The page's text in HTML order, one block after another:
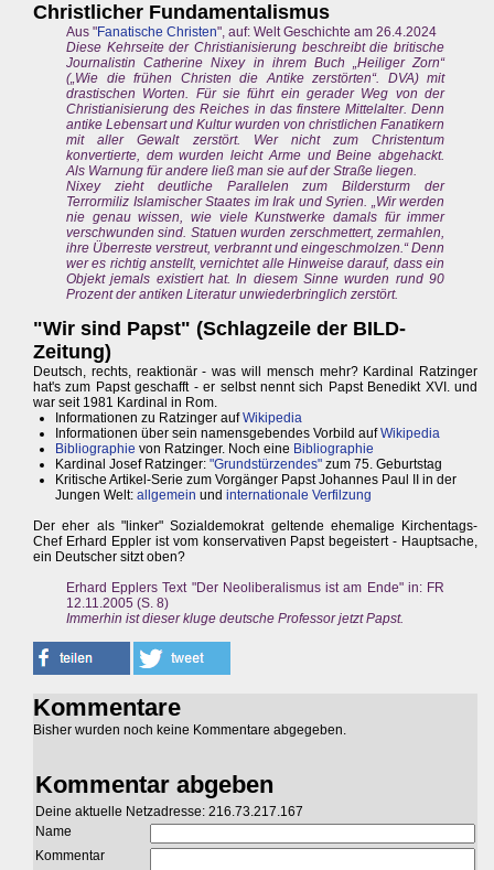
Christlicher Fundamentalismus
Aus "Fanatische Christen", auf: Welt Geschichte am 26.4.2024
Diese Kehrseite der Christianisierung beschreibt die britische
Journalistin Catherine Nixey in ihrem Buch „Heiliger Zorn“
(„Wie die frühen Christen die Antike zerstörten“. DVA) mit
drastischen Worten. Für sie führt ein gerader Weg von der
Christianisierung des Reiches in das finstere Mittelalter. Denn
antike Lebensart und Kultur wurden von christlichen Fanatikern
mit aller Gewalt zerstört. Wer nicht zum Christentum
konvertierte, dem wurden leicht Arme und Beine abgehackt.
Als Warnung für andere ließ man sie auf der Straße liegen.
Nixey zieht deutliche Parallelen zum Bildersturm der
Terrormiliz Islamischer Staates im Irak und Syrien. „Wir werden
nie genau wissen, wie viele Kunstwerke damals für immer
verschwunden sind. Statuen wurden zerschmettert, zermahlen,
ihre Überreste verstreut, verbrannt und eingeschmolzen.“ Denn
wer es richtig anstellt, vernichtet alle Hinweise darauf, dass ein
Objekt jemals existiert hat. In diesem Sinne wurden rund 90
Prozent der antiken Literatur unwiederbringlich zerstört.
"Wir sind Papst" (Schlagzeile der BILD-
Zeitung)
Deutsch, rechts, reaktionär - was will mensch mehr? Kardinal Ratzinger
hat's zum Papst geschafft - er selbst nennt sich Papst Benedikt XVI. und
war seit 1981 Kardinal in Rom.
Informationen zu Ratzinger aufWikipedia
Informationen über sein namensgebendes Vorbild aufWikipedia
Bibliographie von Ratzinger. Noch eine Bibliographie
Kardinal Josef Ratzinger: "Grundstürzendes" zum 75. Geburtstag
Kritische Artikel-Serie zum Vorgänger Papst Johannes Paul II in der
Jungen Welt: allgemein und internationale Verfilzung
Der eher als "linker" Sozialdemokrat geltende ehemalige Kirchentags-
Chef Erhard Eppler ist vom konservativen Papst begeistert - Hauptsache,
ein Deutscher sitzt oben?
Erhard Epplers Text "Der Neoliberalismus ist am Ende" in: FR
12.11.2005 (S. 8)
Immerhin ist dieser kluge deutsche Professor jetzt Papst.
Kommentare
Bisher wurden noch keine Kommentare abgegeben.
Kommentar abgeben
Deine aktuelle Netzadresse: 216.73.217.167
Name
Kommentar